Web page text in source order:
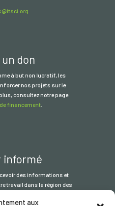
aux
don
à but non lucratif, les
nos projets sur le
consultez notre page
financement
informé
des informations et
travail dans la région des